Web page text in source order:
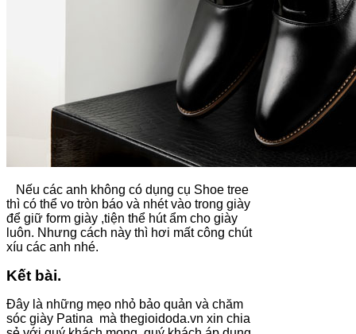
Nếu các anh không có dụng cụ Shoe tree
thì có thể vo tròn báo và nhét vào trong giày
để giữ form giày ,tiện thể hút ẩm cho giày
luôn. Nhưng cách này thì hơi mất công chút
xíu các anh nhé.
Kết bài.
Đây là những mẹo nhỏ bảo quản và chăm
sóc giày Patina mà thegioidoda.vn xin chia